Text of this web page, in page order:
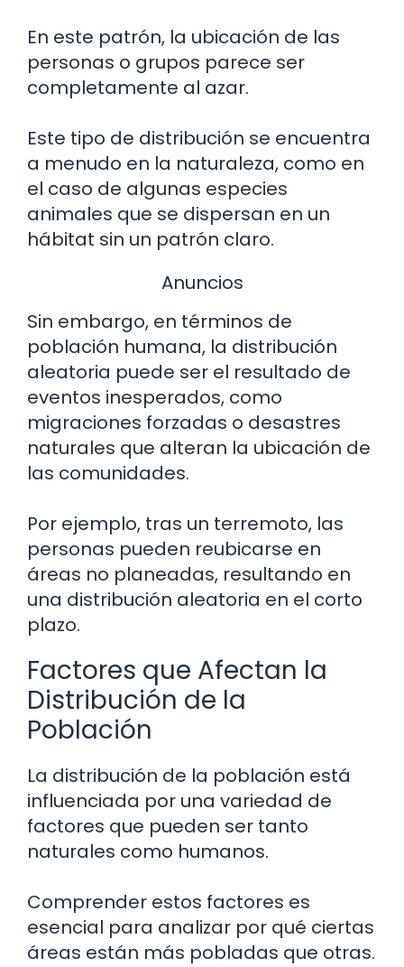
En este patrón, la ubicación de las
personas o grupos parece ser
completamente al azar.
Este tipo de distribución se encuentra
a menudo en la naturaleza, como en
el caso de algunas especies
animales que se dispersan en un
hábitat sin un patrón claro.
Anuncios
Sin embargo, en términos de
población humana, la distribución
aleatoria puede ser el resultado de
eventos inesperados, como
migraciones forzadas o desastres
naturales que alteran la ubicación de
las comunidades.
Por ejemplo, tras un terremoto, las
personas pueden reubicarse en
áreas no planeadas, resultando en
una distribución aleatoria en el corto
plazo.
Factores que Afectan la
Distribución de la
Población
La distribución de la población está
influenciada por una variedad de
factores que pueden ser tanto
naturales como humanos.
Comprender estos factores es
esencial para analizar por qué ciertas
áreas están más pobladas que otras.